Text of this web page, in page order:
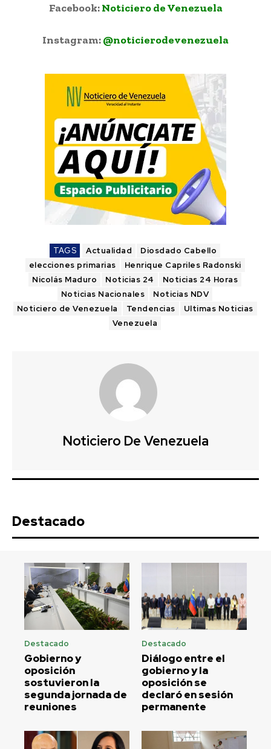
Facebook:Noticiero de Venezuela
Instagram:@noticierodevenezuela
TAGS Actualidad
Diosdado Cabello
elecciones primarias
Henrique Capriles Radonski
Nicolás Maduro
Noticias 24
Noticias 24 Horas
Noticias Nacionales
Noticias NDV
Noticiero de Venezuela
Tendencias
Ultimas Noticias
Venezuela
Noticiero De Venezuela
Destacado
Destacado
Gobierno y
oposición
sostuvieron la
segunda jornada de
reuniones
Destacado
Diálogo entre el
gobierno y la
oposición se
declaró en sesión
permanente